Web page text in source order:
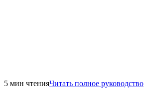
5 мин чтенияЧитать полное руководство